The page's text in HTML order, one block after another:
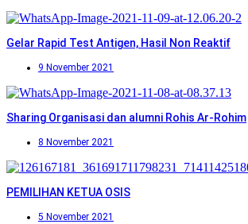
Gelar Rapid Test Antigen, Hasil Non Reaktif
9 November 2021
Sharing Organisasi dan alumni Rohis Ar-Rohim
8 November 2021
PEMILIHAN KETUA OSIS
5 November 2021